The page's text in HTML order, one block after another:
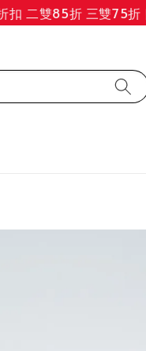
二雙85折 三雙75折 四